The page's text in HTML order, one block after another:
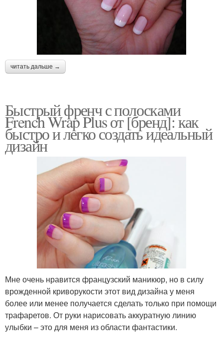
читать дальше →
Быстрый френч с полосками
French Wrap Plus от [бренд]: как
быстро и легко создать идеальный
дизайн
Мне очень нравится французский маникюр, но в силу
врожденной криворукости этот вид дизайна у меня
более или менее получается сделать только при помощи
трафаретов. От руки нарисовать аккуратную линию
улыбки – это для меня из области фантастики.